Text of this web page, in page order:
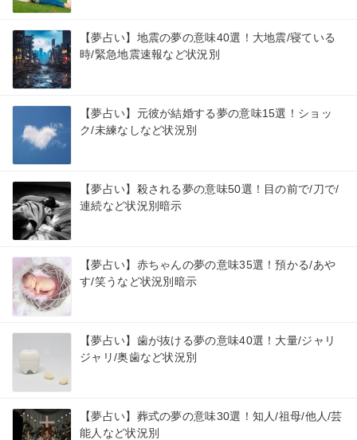
【夢占い】地震の夢の意味40選！大地震/寝ている
時/緊急地震速報など状況別
【夢占い】元彼が結婚する夢の意味15選！ショッ
ク/未練なしなど状況別
【夢占い】殺される夢の意味50選！目の前で/刀で/
連続など状況別暗示
【夢占い】赤ちゃんの夢の意味35選！預かる/あや
す/笑うなど状況別暗示
【夢占い】歯が抜ける夢の意味40選！大量/ジャリ
ジャリ/奥歯など状況別
【夢占い】葬式の夢の意味30選！知人/祖母/他人/芸
能人など状況別